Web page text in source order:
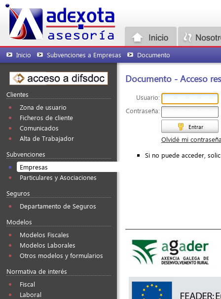
Inicio Subvenciones a Empresas Documento
Clientes
Zona de usuario
Ficheros de cliente
Comunicados
Alta de Trabajador
Subvenciones
Empresas
Particulares y Asociaciones
Seguros
Departamento de Seguros
Modelos
Modelos Fiscales
Modelos Laborales
Otros modelos y formularios
Normativa de interés
Fiscal
Laboral
Documento - Acceso
Usuario:
Contraseña:
Entrar
Olvidé mi
Si no puede acceder,